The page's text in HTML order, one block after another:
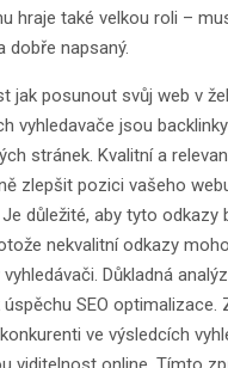
hraje také velkou roli –
dobře napsaný.
jak posunout svůj web v
vyhledavače jsou
stránek. Kvalitní a
zlepšit pozici vašeho
důležité, aby tyto odkazy
nekvalitní odkazy
Důkladná
SEO optimalizace.
ve výsledcích